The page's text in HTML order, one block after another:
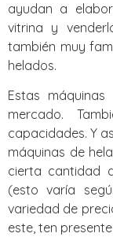
ayudan a
vitrina y
también muy
helados.
Estas
mercado.
capacidades. Y
máquinas de
cierta cantidad
(esto varía
variedad de
este, ten